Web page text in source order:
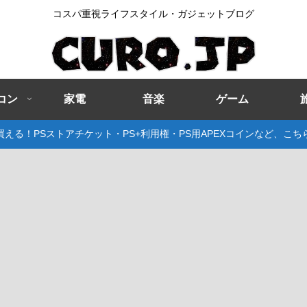
コスパ重視ライフスタイル・ガジェットブログ
ン 家電 音楽 ゲーム
える！PSストアチケット・PS+利用権・PS用APEXコインなど、こち